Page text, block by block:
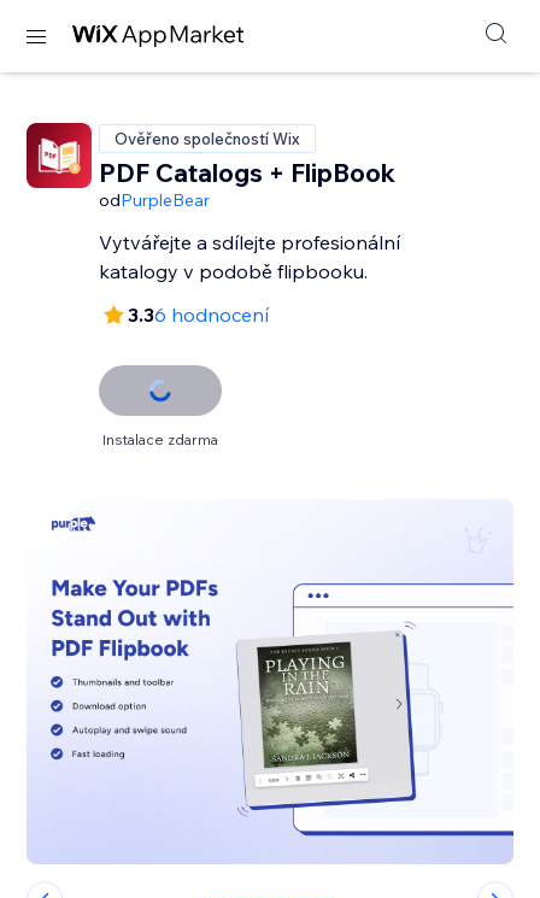
Ověřeno společností Wix
PDF Catalogs + FlipBook
odPurpleBear
Vytvářejte a sdílejte profesionální
katalogy v podobě flipbooku.
3.36 hodnocení
Instalace zdarma